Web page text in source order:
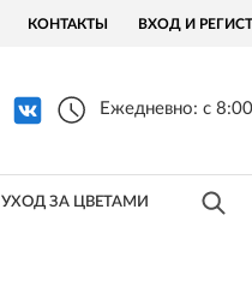
КОНТАКТЫ ВХОД И
Ежедневно: с
УХОД ЗА ЦВЕТАМИ